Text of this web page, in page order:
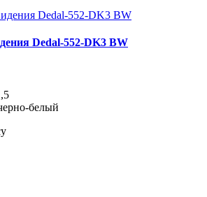
Dedal-552-DK3 BW
белый